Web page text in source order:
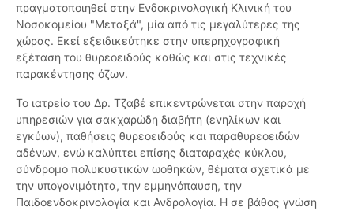
πραγματοποιηθεί στην Ενδοκρινολογική Κλινική του
Νοσοκομείου "Μεταξά", μία από τις μεγαλύτερες της
χώρας. Εκεί εξειδικεύτηκε στην υπερηχογραφική
εξέταση του θυρεοειδούς καθώς και στις τεχνικές
παρακέντησης όζων.
Το ιατρείο του Δρ. Τζαβέ επικεντρώνεται στην παροχή
υπηρεσιών για σακχαρώδη διαβήτη (ενηλίκων και
εγκύων), παθήσεις θυρεοειδούς και παραθυρεοειδών
αδένων, ενώ καλύπτει επίσης διαταραχές κύκλου,
σύνδρομο πολυκυστικών ωοθηκών, θέματα σχετικά με
την υπογονιμότητα, την εμμηνόπαυση, την
Παιδοενδοκρινολογία και Ανδρολογία. Η σε βάθος γνώση